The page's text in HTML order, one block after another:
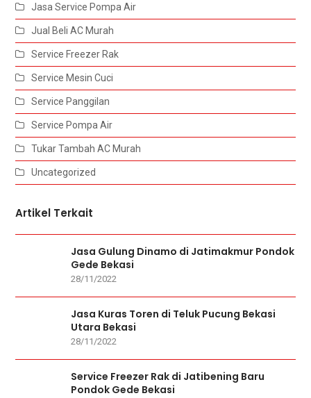
Jasa Service Pompa Air
Jual Beli AC Murah
Service Freezer Rak
Service Mesin Cuci
Service Panggilan
Service Pompa Air
Tukar Tambah AC Murah
Uncategorized
Artikel Terkait
Jasa Gulung Dinamo di Jatimakmur Pondok
Gede Bekasi
28/11/2022
Jasa Kuras Toren di Teluk Pucung Bekasi
Utara Bekasi
28/11/2022
Service Freezer Rak di Jatibening Baru
Pondok Gede Bekasi